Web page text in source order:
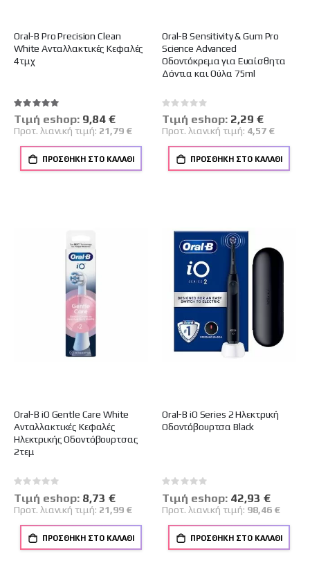
Oral-B Pro Precision Clean
White Ανταλλακτικές Κεφαλές
4τμχ
Βαθμολογία:
100%
Tιμή eshop: Ειδική
Τιμή
9,84 €
Προτ. λιανική τιμή: 21,79 €
ΠΡΟΣΘΉΚΗ ΣΤΟ ΚΑΛΆΘΙ
Oral-B Sensitivity & Gum Pro
Science Advanced
Οδοντόκρεμα για Ευαίσθητα
Δόντια και Ούλα 75ml
Rating:
0%
Tιμή eshop: Ειδική
Τιμή
2,29 €
Προτ. λιανική τιμή: 4,57 €
ΠΡΟΣΘΉΚΗ ΣΤΟ ΚΑΛΆΘΙ
Oral-B iO Gentle Care White
Ανταλλακτικές Κεφαλές
Ηλεκτρικής Οδοντόβουρτσας
2τεμ
Rating:
0%
Tιμή eshop: Ειδική
Τιμή
8,73 €
Προτ. λιανική τιμή: 21,99 €
ΠΡΟΣΘΉΚΗ ΣΤΟ ΚΑΛΆΘΙ
Oral-B iO Series 2 Ηλεκτρική
Οδοντόβουρτσα Black
Rating:
0%
Tιμή eshop: Ειδική
Τιμή
42,93 €
Προτ. λιανική τιμή: 98,46 €
ΠΡΟΣΘΉΚΗ ΣΤΟ ΚΑΛΆΘΙ